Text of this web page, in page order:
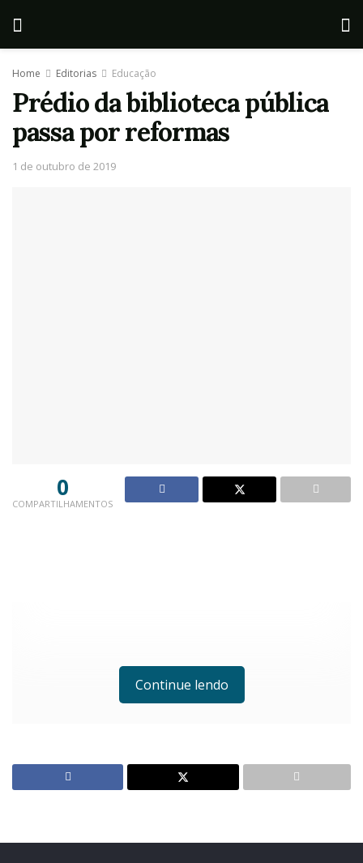
Home Editorias Educação
Prédio da biblioteca pública
passa por reformas
1 de outubro de 2019
0
COMPARTILHAMENTOS
Continue lendo